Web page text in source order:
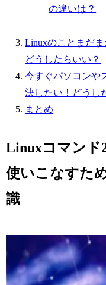
の違いは？
Linuxのことまだま
どうしたらいい？
今すぐパソコンや
決したい！どうし
まとめ
Linuxコマンド
使いこなすた
識